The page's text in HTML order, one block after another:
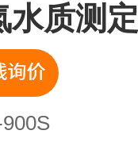
水质测